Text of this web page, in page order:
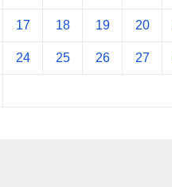
17 18 19 20
24 25 26 27